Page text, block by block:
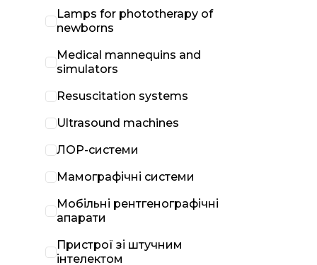
Lamps for phototherapy of
newborns
Medical mannequins and
simulators
Resuscitation systems
Ultrasound machines
ЛОР-системи
Мамографічні системи
Мобільні рентгенографічні
апарати
Пристрої зі штучним
інтелектом